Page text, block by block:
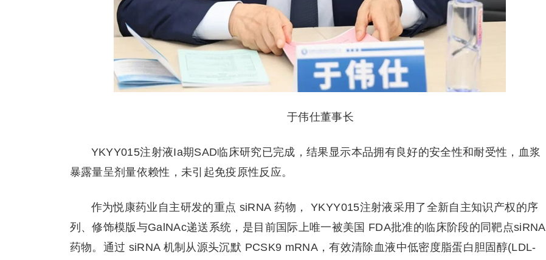
于伟仕董事长
YKYY015注射液Ia期SAD临床研究已完成，结果显示本品拥有良好的安全性和耐受性，血浆
暴露量呈剂量依赖性，未引起免疫原性反应。
作为悦康药业自主研发的重点 siRNA 药物， YKYY015注射液采用了全新自主知识产权的序
列、修饰模版与GalNAc递送系统，是目前国际上唯一被美国 FDA批准的临床阶段的同靶点siRNA
药物。通过 siRNA 机制从源头沉默 PCSK9 mRNA，有效清除血液中低密度脂蛋白胆固醇(LDL-